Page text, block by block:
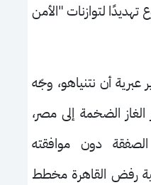
تهديدًا لتوازنات "الأمن
عبرية أن نتنياهو، وجّه
الغاز الضخمة إلى مصر،
دون موافقته
رفض القاهرة مخطط